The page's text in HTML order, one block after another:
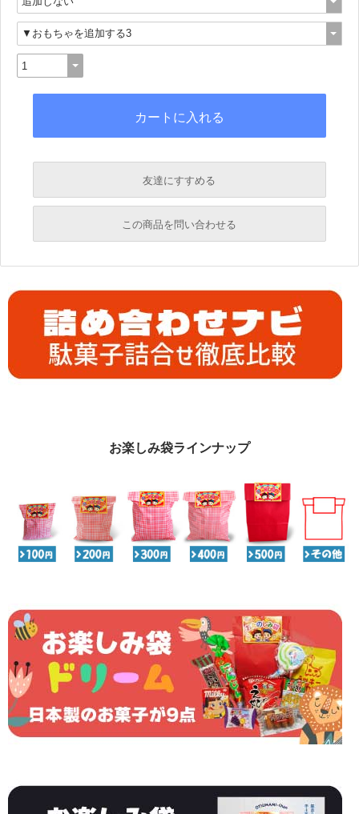
友達にすすめる
必須
必須
この商品を問い合わせる
必須
必須
プライバシーポリシーをご確認ください。
プライバシーポリシーを確認しました。
お楽しみ袋ラインナップ